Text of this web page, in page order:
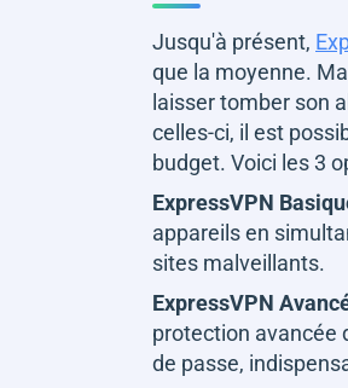
Jusqu'à présent,
que la moyenne.
laisser tomber son
celles-ci, il est
budget. Voici les 3
ExpressVPN
appareils en
sites malveillants.
ExpressVPN
protection avancée
de passe,